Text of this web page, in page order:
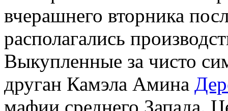
вчерашнего вторника
располагались
Выкупленные за чисто
друган Камэла Амина
мафии среднего Запада.